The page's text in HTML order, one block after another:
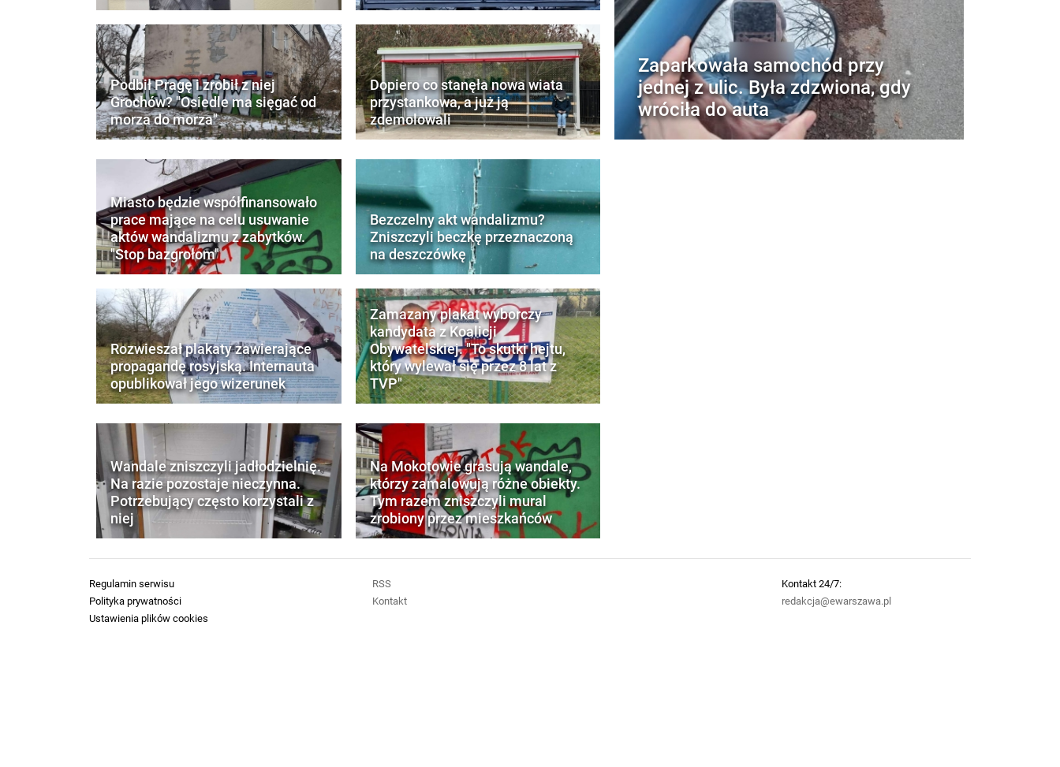
Podbił Pragę i zrobił z niej
Grochów? "Osiedle ma sięgać od
morza do morza"
Dopiero co stanęła nowa wiata
przystankowa, a już ją
zdemolowali
Zaparkowała samochód przy
jednej z ulic. Była zdzwiona, gdy
wróciła do auta
Miasto będzie współfinansowało
prace mające na celu usuwanie
aktów wandalizmu z zabytków.
"Stop bazgrołom"
Rozwieszał plakaty zawierające
propagandę rosyjską. Internauta
opublikował jego wizerunek
Bezczelny akt wandalizmu?
Zniszczyli beczkę przeznaczoną
na deszczówkę
Zamazany plakat wyborczy
kandydata z Koalicji
Obywatelskiej. "To skutki hejtu,
który wylewał się przez 8 lat z
TVP"
Wandale zniszczyli jadłodzielnię.
Na razie pozostaje nieczynna.
Potrzebujący często korzystali z
niej
Na Mokotowie grasują wandale,
którzy zamalowują różne obiekty.
Tym razem zniszczyli mural
zrobiony przez mieszkańców
Regulamin serwisu
Polityka prywatności
Ustawienia plików cookies
RSS
Kontakt
Kontakt 24/7:
redakcja@ewarszawa.pl